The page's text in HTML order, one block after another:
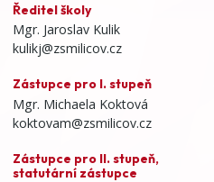
Ředitel školy
Mgr. Jaroslav Kulik
kulikj@zsmilicov.cz
Zástupce pro I. stupeň
Mgr. Michaela Koktová
koktovam@zsmilicov.cz
Zástupce pro II. stupeň,
statutární zástupce